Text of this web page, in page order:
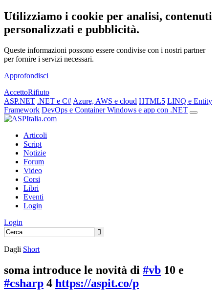
Utilizziamo i cookie per analisi, contenuti
personalizzati e pubblicità.
Queste informazioni possono essere condivise con i nostri partner
per fornire i servizi necessari.
Approfondisci
AccettoRifiuto
ASP.NET .NET e C# Azure, AWS e cloud HTML5 LINQ e Entity
Framework DevOps e ContainerWindows e app con .NET
Articoli
Script
Notizie
Forum
Video
Corsi
Libri
Eventi
Login
Login
Dagli Short
soma introduce le novità di #vb 10 e
#csharp 4 https://aspit.co/p